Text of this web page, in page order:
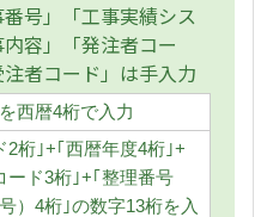
号」「工事実績シス
容」「発注者コー
者コード」は手入力
西暦4桁で入力
2桁｣+｢西暦年度4桁｣+
ード3桁｣+｢整理番号
号）4桁｣の数字13桁を入